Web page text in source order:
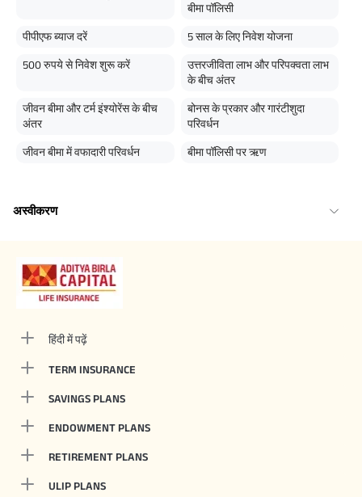
बीमा पॉलिसी
पीपीएफ ब्याज दरें 5 साल के लिए निवेश योजना
500 रुपये से निवेश शुरू करें
उत्तरजीविता लाभ और परिपक्वता लाभ
के बीच अंतर
जीवन बीमा और टर्म इंश्योरेंस के बीच
अंतर
बोनस के प्रकार और गारंटीशुदा
परिवर्धन
जीवन बीमा में वफादारी परिवर्धन बीमा पॉलिसी पर ऋण
अस्वीकरण
हिंदी में पढ़ें
TERM INSURANCE
SAVINGS PLANS
ENDOWMENT PLANS
RETIREMENT PLANS
ULIP PLANS